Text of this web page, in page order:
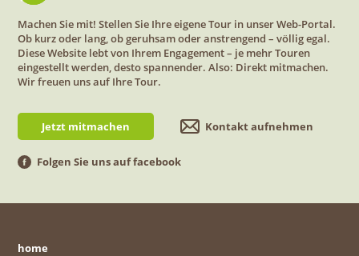
Machen Sie mit! Stellen Sie Ihre eigene Tour in unser Web-Portal.
Ob kurz oder lang, ob geruhsam oder anstrengend – völlig egal.
Diese Website lebt von Ihrem Engagement – je mehr Touren
eingestellt werden, desto spannender. Also: Direkt mitmachen.
Wir freuen uns auf Ihre Tour.
Jetzt mitmachen Kontakt aufnehmen
Folgen Sie uns auf facebook
home